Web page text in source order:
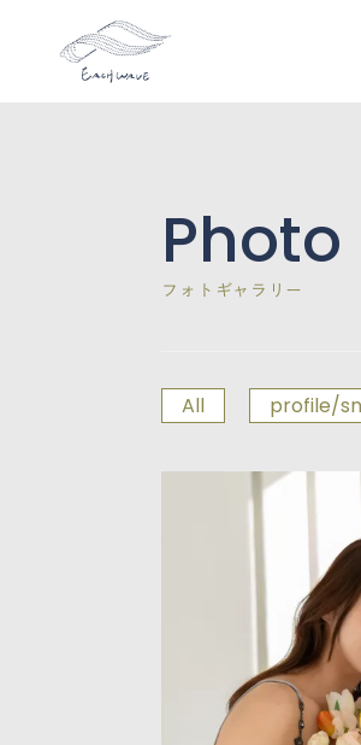
フォトギャラリー
All profile/